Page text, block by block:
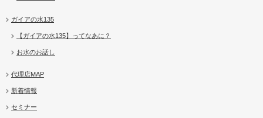
ガイアの水135
【ガイアの水135】ってなあに？
お水のお話し
代理店MAP
新着情報
セミナー